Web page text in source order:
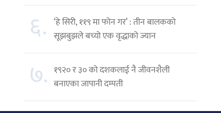
६. ‘हे सिरी, ११९ मा फोन गर’ : तीन बालकको
सूझबुझले बच्यो एक वृद्धाको ज्यान
७. १९२० र ३० को दशकलाई नै जीवनशैली
बनाएका जापानी दम्पती